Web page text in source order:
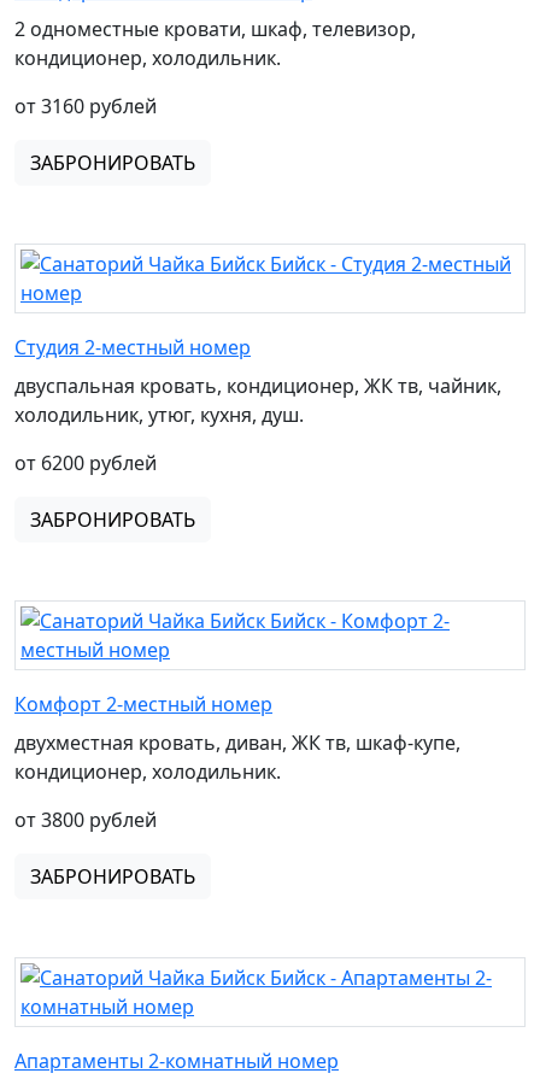
2 одноместные кровати, шкаф, телевизор,
кондиционер, холодильник.
от 3160 рублей
ЗАБРОНИРОВАТЬ
Студия 2-местный номер
двуспальная кровать, кондиционер, ЖК тв, чайник,
холодильник, утюг, кухня, душ.
от 6200 рублей
ЗАБРОНИРОВАТЬ
Комфорт 2-местный номер
двухместная кровать, диван, ЖК тв, шкаф-купе,
кондиционер, холодильник.
от 3800 рублей
ЗАБРОНИРОВАТЬ
Апартаменты 2-комнатный номер